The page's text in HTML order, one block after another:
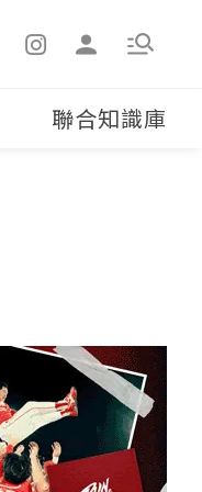
聯合知識庫